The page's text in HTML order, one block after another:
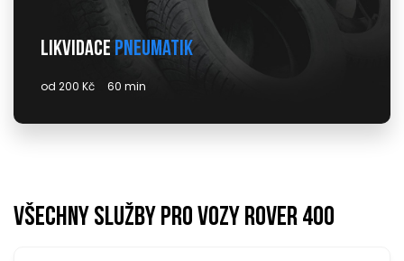
Likvidace pneumatik
od 200 Kč 60 min
Všechny služby pro vozy rover 400